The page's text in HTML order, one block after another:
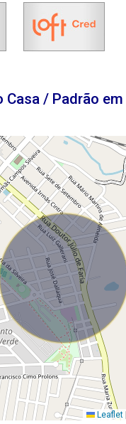
Casa / Padrão em
Leaflet